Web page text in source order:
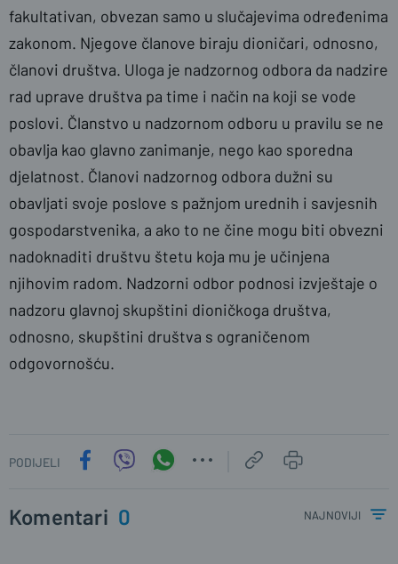
fakultativan, obvezan samo u slučajevima određenima
zakonom. Njegove članove biraju dioničari, odnosno,
članovi društva. Uloga je nadzornog odbora da nadzire
rad uprave društva pa time i način na koji se vode
poslovi. Članstvo u nadzornom odboru u pravilu se ne
obavlja kao glavno zanimanje, nego kao sporedna
djelatnost. Članovi nadzornog odbora dužni su
obavljati svoje poslove s pažnjom urednih i savjesnih
gospodarstvenika, a ako to ne čine mogu biti obvezni
nadoknaditi društvu štetu koja mu je učinjena
njihovim radom. Nadzorni odbor podnosi izvještaje o
nadzoru glavnoj skupštini dioničkoga društva,
odnosno, skupštini društva s ograničenom
odgovornošću.
PODIJELI
Komentari 0 najnoviji